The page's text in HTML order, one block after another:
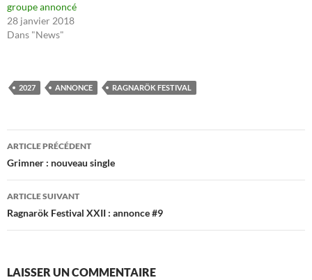
groupe annoncé
28 janvier 2018
Dans "News"
2027 ANNONCE RAGNARÖK FESTIVAL
Navigation
des
articles
ARTICLE PRÉCÉDENT
Grimner : nouveau single
ARTICLE SUIVANT
Ragnarök Festival XXII : annonce #9
LAISSER UN COMMENTAIRE